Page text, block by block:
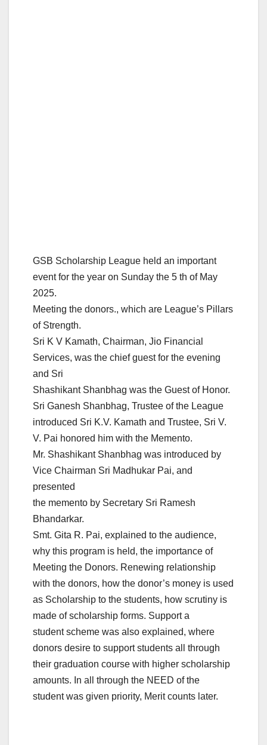
GSB Scholarship League held an important
event for the year on Sunday the 5 th of May
2025.
Meeting the donors., which are League’s Pillars
of Strength.
Sri K V Kamath, Chairman, Jio Financial
Services, was the chief guest for the evening
and Sri
Shashikant Shanbhag was the Guest of Honor.
Sri Ganesh Shanbhag, Trustee of the League
introduced Sri K.V. Kamath and Trustee, Sri V.
V. Pai honored him with the Memento.
Mr. Shashikant Shanbhag was introduced by
Vice Chairman Sri Madhukar Pai, and
presented
the memento by Secretary Sri Ramesh
Bhandarkar.
Smt. Gita R. Pai, explained to the audience,
why this program is held, the importance of
Meeting the Donors. Renewing relationship
with the donors, how the donor’s money is used
as Scholarship to the students, how scrutiny is
made of scholarship forms. Support a
student scheme was also explained, where
donors desire to support students all through
their graduation course with higher scholarship
amounts. In all through the NEED of the
student was given priority, Merit counts later.